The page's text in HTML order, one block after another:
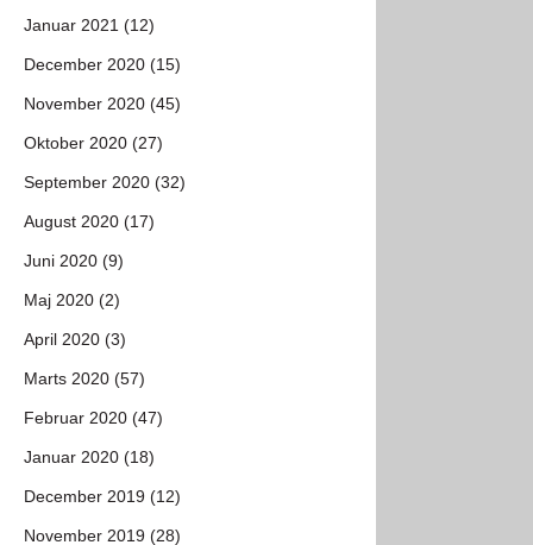
Januar 2021 (12)
December 2020 (15)
November 2020 (45)
Oktober 2020 (27)
September 2020 (32)
August 2020 (17)
Juni 2020 (9)
Maj 2020 (2)
April 2020 (3)
Marts 2020 (57)
Februar 2020 (47)
Januar 2020 (18)
December 2019 (12)
November 2019 (28)